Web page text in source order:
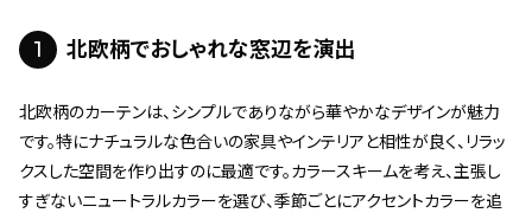
1 北欧柄でおしゃれな窓辺を演出
北欧柄のカーテンは、シンプルでありながら華やかなデザインが魅力
です。特にナチュラルな色合いの家具やインテリアと相性が良く、リラッ
クスした空間を作り出すのに最適です。カラースキームを考え、主張し
すぎないニュートラルカラーを選び、季節ごとにアクセントカラーを追